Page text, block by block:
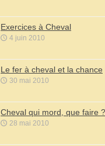
Exercices à Cheval
4 juin 2010
Le fer à cheval et la chance
30 mai 2010
Cheval qui mord, que faire ?
28 mai 2010